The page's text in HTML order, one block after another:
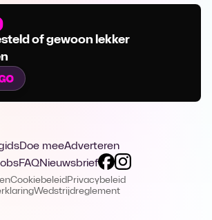
of gewoon lekker
Doe meeAdverteren
FAQNieuwsbrief
Cookiebeleid Privacybeleid
Wedstrijdreglement